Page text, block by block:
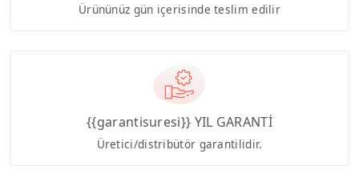
Ürününüz gün içerisinde teslim edilir
{{garantisuresi}} YIL GARANTİ
Üretici/distribütör garantilidir.